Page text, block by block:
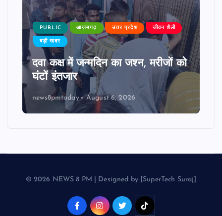
PUBLIC आजमगढ़ उत्तर प्रदेश जीवन शैली
बड़ी खबर
दवा कक्ष में जन्मदिन का जश्न, मरीजों को
घंटों इंतजार
news8pmtoday August 6, 2026
© 2026 NEWS 8 PM | Designed by [SuperTech Suraj]